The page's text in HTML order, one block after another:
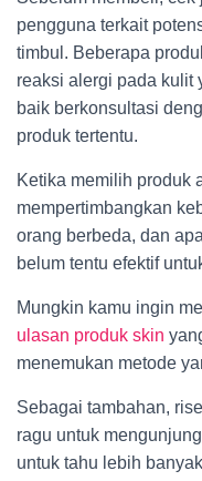
pengguna terkait
timbul. Beberapa
reaksi alergi pada kulit
baik berkonsultasi
produk tertentu.
Ketika memilih produk
mempertimbangkan
orang berbeda, dan
belum tentu efektif
Mungkin kamu ingin
ulasan produk skin
menemukan metode
Sebagai tambahan,
ragu untuk
untuk tahu lebih